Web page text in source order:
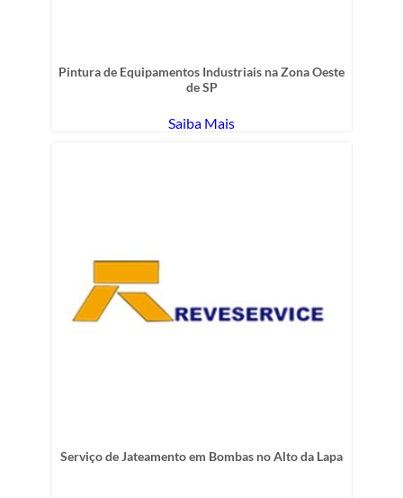
Pintura de Equipamentos Industriais na Zona Oeste
de SP
Saiba Mais
Serviço de Jateamento em Bombas no Alto da Lapa